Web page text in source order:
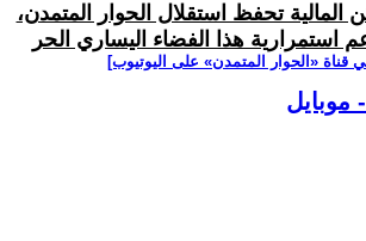
المالية تحفظ استقلال الحوار المتمدن،
استمرارية هذا الفضاء اليساري الحر
قناة ‫«الحوار المتمدن» على اليوتيوب]
موبايل